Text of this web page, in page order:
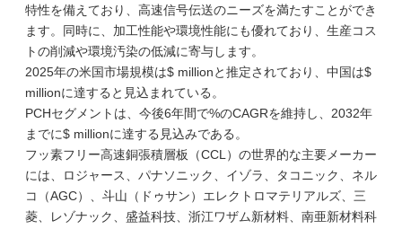
特性を備えており、高速信号伝送のニーズを満たすことができ
ます。同時に、加工性能や環境性能にも優れており、生産コス
トの削減や環境汚染の低減に寄与します。
2025年の米国市場規模は$ millionと推定されており、中国は$
millionに達すると見込まれている。
PCHセグメントは、今後6年間で%のCAGRを維持し、2032年
までに$ millionに達する見込みである。
フッ素フリー高速銅張積層板（CCL）の世界的な主要メーカー
には、ロジャース、パナソニック、イゾラ、タコニック、ネル
コ（AGC）、斗山（ドゥサン）エレクトロマテリアルズ、三
菱、レゾナック、盛益科技、浙江ワザム新材料、南亜新材料科